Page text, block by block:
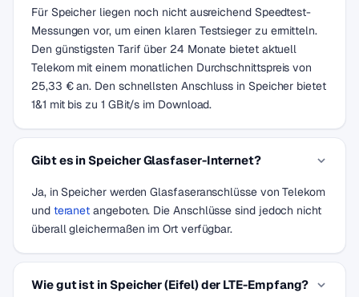
Für Speicher liegen noch nicht ausreichend Speedtest-
Messungen vor, um einen klaren Testsieger zu ermitteln.
Den günstigsten Tarif über 24 Monate bietet aktuell
Telekom mit einem monatlichen Durchschnittspreis von
25,33 € an. Den schnellsten Anschluss in Speicher bietet
1&1 mit bis zu 1 GBit/s im Download.
Gibt es in Speicher Glasfaser-Internet?
Ja, in Speicher werden Glasfaseranschlüsse von Telekom
und teranet angeboten. Die Anschlüsse sind jedoch nicht
überall gleichermaßen im Ort verfügbar.
Wie gut ist in Speicher (Eifel) der LTE-Empfang?